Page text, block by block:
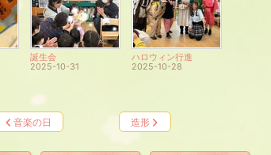
誕生会
2025-10-31
ハロウィン行進
2025-10-28
音楽の日 造形